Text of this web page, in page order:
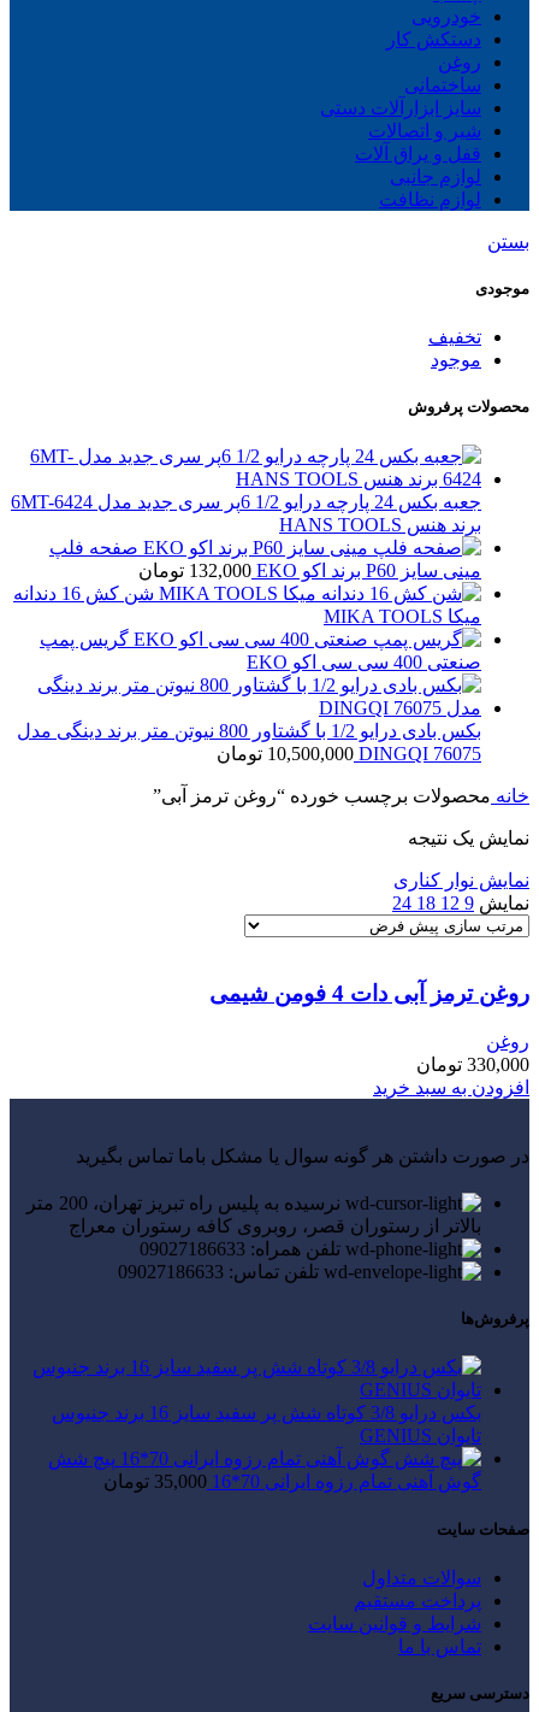
خودرویی
دستکش کار
روغن
ساختمانی
سایز ابزارآلات دستی
شیر و اتصالات
قفل و یراق آلات
لوازم جانبی
لوازم نظافت
بستن
موجودی
تخفیف
موجود
محصولات پرفروش
جعبه بکس 24 پارچه درایو 1/2 6پر سری جدید مدل 6MT-6424
برند هنس HANS TOOLS
صفحه فلپ
مینی سایز P60 برند اکو EKO
132,000 تومان
شن کش 16 دندانه
میکا MIKA TOOLS
گریس پمپ
صنعتی 400 سی سی اکو EKO
بکس بادی درایو 1/2 با گشتاور 800 نیوتن متر برند دینگی مدل
76075 DINGQI
10,500,000 تومان
خانه محصولات برچسب خورده “روغن ترمز آبی”
نمایش یک نتیجه
نمایش نوار کناری
نمایش 9
12
18
24
روغن ترمز آبی دات 4 فومن شیمی
روغن
330,000 تومان
افزودن به سبد خرید
در صورت داشتن هر گونه سوال یا مشکل باما تماس بگیرید
نرسیده به پلیس راه تبریز تهران، 200 متر
بالاتر از رستوران قصر، روبروی کافه رستوران معراج
تلفن همراه: 09027186633
تلفن تماس: 09027186633
پرفروش‌ها
بکس درایو 3/8 کوتاه شش پر سفید سایز 16 برند جنیوس
تایوان GENIUS
پیچ شش
گوش آهنی تمام رزوه ایرانی 70*16
35,000 تومان
صفحات سایت
سوالات متداول
پرداخت مستقیم
شرایط و قوانین سایت
تماس با ما
دسترسی سریع